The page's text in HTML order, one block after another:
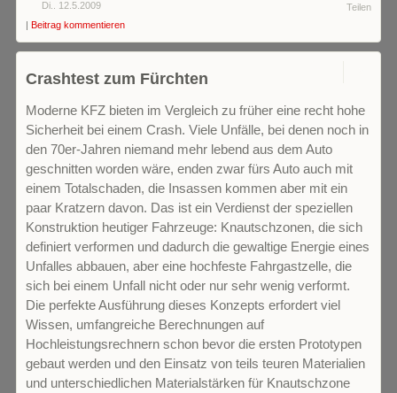
Teilen
Di.. 12.5.2009
| Beitrag kommentieren
Crashtest zum Fürchten
Moderne KFZ bieten im Vergleich zu früher eine recht hohe
Sicherheit bei einem Crash. Viele Unfälle, bei denen noch in
den 70er-Jahren niemand mehr lebend aus dem Auto
geschnitten worden wäre, enden zwar fürs Auto auch mit
einem Totalschaden, die Insassen kommen aber mit ein
paar Kratzern davon. Das ist ein Verdienst der speziellen
Konstruktion heutiger Fahrzeuge: Knautschzonen, die sich
definiert verformen und dadurch die gewaltige Energie eines
Unfalles abbauen, aber eine hochfeste Fahrgastzelle, die
sich bei einem Unfall nicht oder nur sehr wenig verformt.
Die perfekte Ausführung dieses Konzepts erfordert viel
Wissen, umfangreiche Berechnungen auf
Hochleistungsrechnern schon bevor die ersten Prototypen
gebaut werden und den Einsatz von teils teuren Materialien
und unterschiedlichen Materialstärken für Knautschzone